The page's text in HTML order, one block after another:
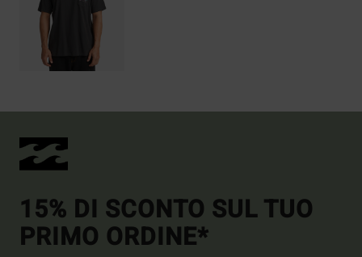
15% DI SCONTO SUL TUO
PRIMO ORDINE*